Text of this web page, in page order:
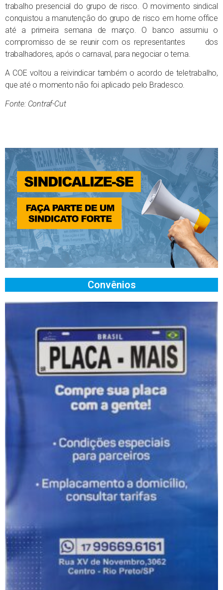
trabalho presencial do grupo de risco. O movimento sindical
conquistou a manutenção do grupo de risco em home office
até a primeira semana de março. O banco assumiu o
compromisso de se reunir com os representantes dos
trabalhadores, após o carnaval, para negociar o tema.
A COE voltou a reivindicar também o acordo de teletrabalho,
que até o momento não foi aplicado pelo Bradesco.
Fonte: Contraf-Cut
Convênios